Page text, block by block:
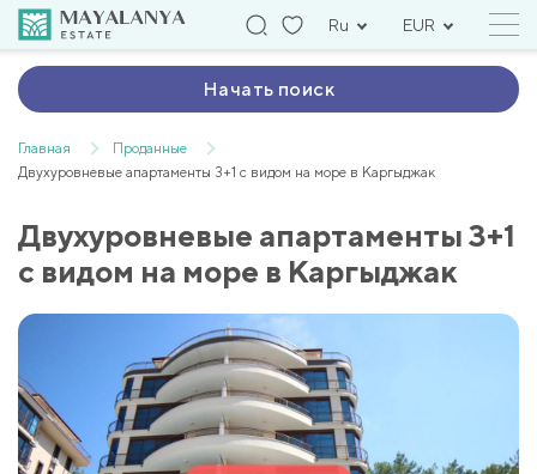
Ru EUR
Начать поиск
Главная
Проданные
Двухуровневые апартаменты 3+1 с видом на море в Каргыджак
Двухуровневые апартаменты 3+1
с видом на море в Каргыджак